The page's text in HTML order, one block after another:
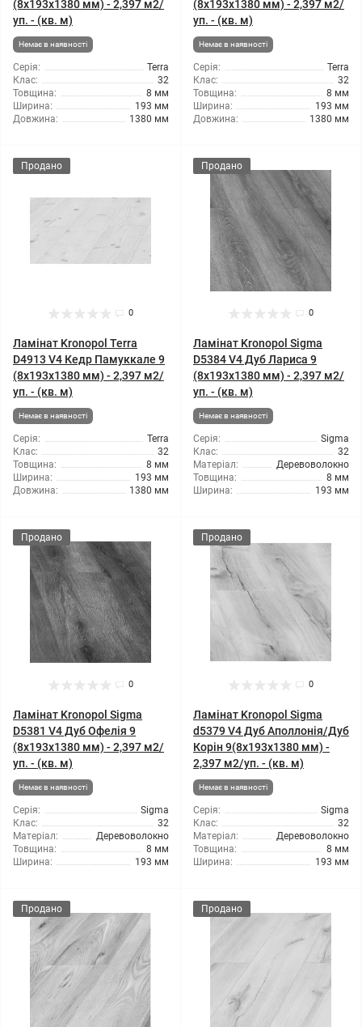
(8x193x1380 мм) - 2,397 м2/
уп. - (кв. м)
Немає в наявності
Серія:
Terra
Клас:
32
Товщина:
8 мм
Ширина:
193 мм
Довжина:
1380 мм
(8x193x1380 мм) - 2,397 м2/
уп. - (кв. м)
Немає в наявності
Серія:
Terra
Клас:
32
Товщина:
8 мм
Ширина:
193 мм
Довжина:
1380 мм
Продано
0
Ламінат Kronopol Terra
D4913 V4 Кедр Памуккале 9
(8x193x1380 мм) - 2,397 м2/
уп. - (кв. м)
Немає в наявності
Серія:
Terra
Клас:
32
Товщина:
8 мм
Ширина:
193 мм
Довжина:
1380 мм
Продано
0
Ламінат Kronopol Sigma
D5384 V4 Дуб Лариса 9
(8x193x1380 мм) - 2,397 м2/
уп. - (кв. м)
Немає в наявності
Серія:
Sigma
Клас:
32
Матеріал:
Деревоволокно
Товщина:
8 мм
Ширина:
193 мм
Продано
0
Ламінат Kronopol Sigma
D5381 V4 Дуб Офелія 9
(8x193x1380 мм) - 2,397 м2/
уп. - (кв. м)
Немає в наявності
Серія:
Sigma
Клас:
32
Матеріал:
Деревоволокно
Товщина:
8 мм
Ширина:
193 мм
Продано
0
Ламінат Kronopol Sigma
d5379 V4 Дуб Аполлонія/Дуб
Корін 9(8x193x1380 мм) -
2,397 м2/уп. - (кв. м)
Немає в наявності
Серія:
Sigma
Клас:
32
Матеріал:
Деревоволокно
Товщина:
8 мм
Ширина:
193 мм
Продано Продано